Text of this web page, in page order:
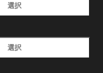
選択
選択